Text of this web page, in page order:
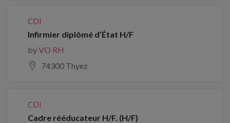
CDI
Infirmier diplômé d’État H/F
byVO RH
74300 Thyez
CDI
Cadre rééducateur H/F. (H/F)